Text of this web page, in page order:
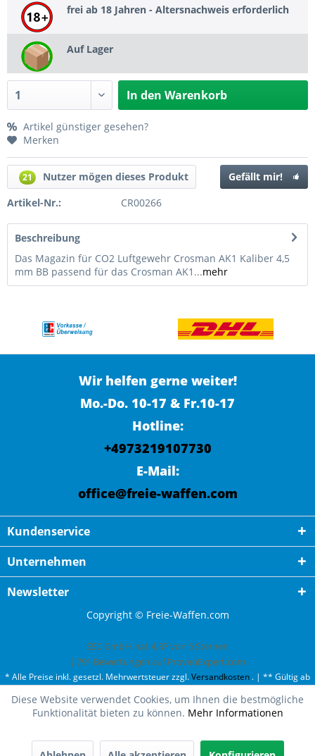
frei ab 18 Jahren - Altersnachweis erforderlich
Auf Lager
In den Warenkorb
Artikel günstiger gesehen?
Merken
21 Nutzer mögen dieses Produkt
Gefällt mir!
Artikel-Nr.:
CR00266
Beschreibung
Das Magazin für CO2 Luftgewehr Crosman AK1 Kaliber 4,5
mm BB passend für das Crosman AK1...mehr
Wir helfen gerne weiter!
Mo.-Do. 10-17 & Fr.10-17
Hotline:
+4973219107730
E-Mail:
office@freie-waffen.com
Kundenservice
Unternehmen
Newsletter
Copyright © Freie-Waffen.com
ESC GmbH hat 4,87von 5Sternen
| 791 Bewertungen auf ProvenExpert.com
* Alle Preise inkl. gesetzl. Mehrwertsteuer zzgl.Versandkosten . | ** Gültig ab
50¤ Bestellwert und einmal pro Kunde. | *** Innerhalb Deutschland,
ausgenommen Gefahrgut. Weitere Ländern finden Sie unterVersandkosten
Diese Website verwendet Cookies, um Ihnen die bestmögliche
Funktionalität bieten zu können. Mehr Informationen